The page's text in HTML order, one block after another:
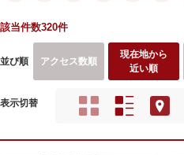
該当件数320件
並び順 アクセス数順
現在地から
近い順
表示切替